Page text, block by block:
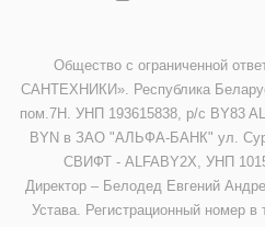
Общество с ограниченной
САНТЕХНИКИ». Республика
пом.7Н. УНП 193615838, р/с BY83
BYN в ЗАО "АЛЬФА-БАНК" ул.
СВИФТ - ALFABY2X, УНП
Директор – Белодед Евгений
Устава. Регистрационный номер в